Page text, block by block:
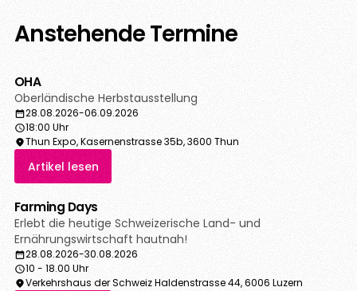
Anstehende Termine
OHA
Oberländische Herbstausstellung
28.08.2026-06.09.2026
18:00 Uhr
Thun Expo, Kasernenstrasse 35b, 3600 Thun
Artikel lesen
Farming Days
Erlebt die heutige Schweizerische Land- und
Ernährungswirtschaft hautnah!
28.08.2026-30.08.2026
10 - 18.00 Uhr
Verkehrshaus der Schweiz Haldenstrasse 44, 6006 Luzern